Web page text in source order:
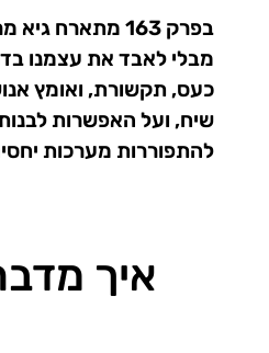
בפרק 163
מבלי לאבד את עצמנו
כעס, תקשורת, ואומץ
שיח, ועל האפשרות
להתפוררות מערכות
איך